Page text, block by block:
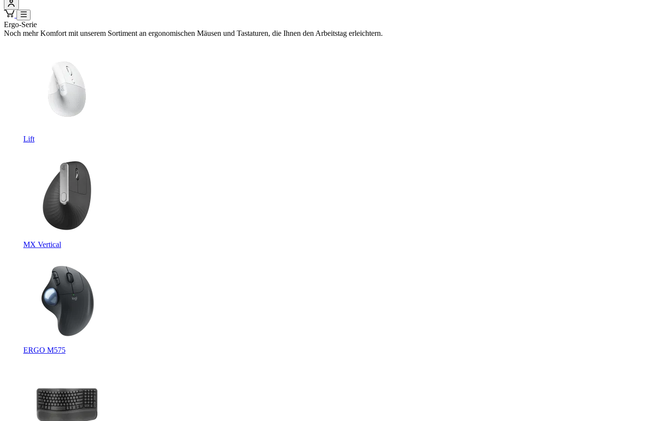
Ergo-Serie
Noch mehr Komfort mit unserem Sortiment an ergonomischen Mäusen und Tastaturen, die Ihnen den Arbeitstag erleichtern.
Lift
MX Vertical
ERGO M575